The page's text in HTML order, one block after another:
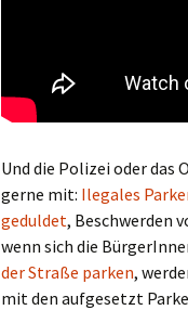
Und die Polizei oder
gerne mit: Ilegales
geduldet, Beschwerden
wenn sich die
der Straße parken,
mit den aufgesetzt